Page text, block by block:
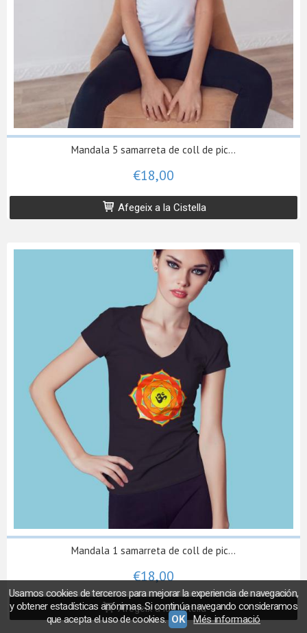
Mandala 5 samarreta de coll de pic...
€18,00
Afegeix a la Cistella
Mandala 1 samarreta de coll de pic...
€18,00
Afegeix a la Cistella
Usamos cookies de terceros para mejorar la experiencia de navegación,
y obtener estadísticas anónimas. Si continúa navegando consideramos
que acepta el uso de cookies. OK Més informació